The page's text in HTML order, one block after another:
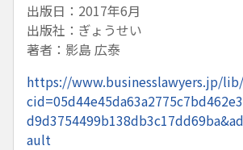
出版日：2017年6月
出版社：ぎょうせい
著者：影島 広泰
https://www.businesslawyers.jp/
ault